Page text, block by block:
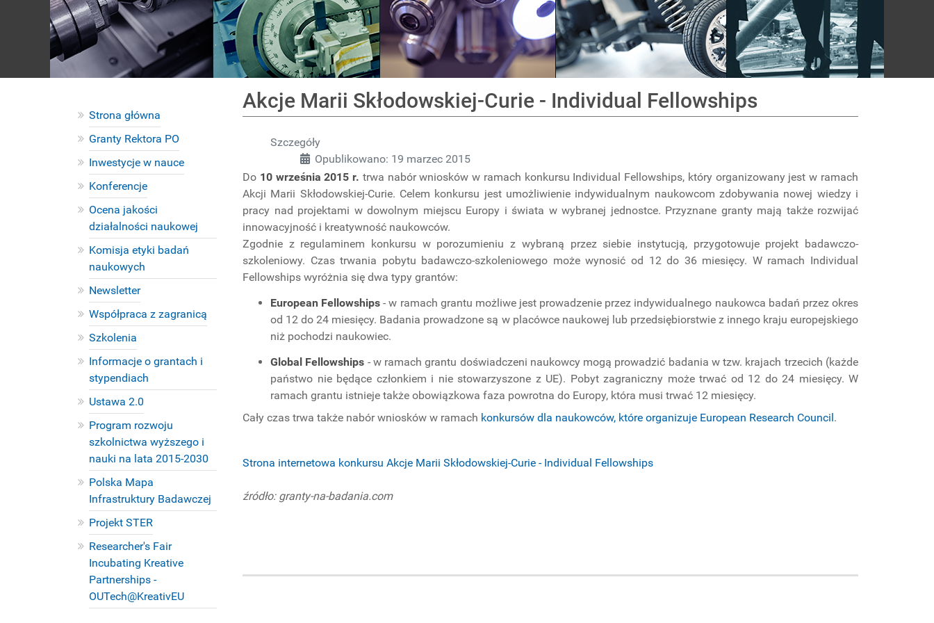
PROJEKTY
Strona główna
Granty Rektora PO
Inwestycje w nauce
Konferencje
Ocena jakości
działalności naukowej
Komisja etyki badań
naukowych
Newsletter
Współpraca z zagranicą
Szkolenia
Informacje o grantach i
stypendiach
Ustawa 2.0
Program rozwoju
szkolnictwa wyższego i
nauki na lata 2015-2030
Polska Mapa
Infrastruktury Badawczej
Projekt STER
Researcher's Fair
Incubating Kreative
Partnerships -
OUTech@KreativEU
Akcje Marii Skłodowskiej-Curie - Individual Fellowships
Szczegóły
Opublikowano: 19 marzec 2015
Do 10 września 2015 r. trwa nabór wniosków w ramach konkursu Individual Fellowships, który organizowany jest w ramach
Akcji Marii Skłodowskiej-Curie. Celem konkursu jest umożliwienie indywidualnym naukowcom zdobywania nowej wiedzy i
pracy nad projektami w dowolnym miejscu Europy i świata w wybranej jednostce. Przyznane granty mają także rozwijać
innowacyjność i kreatywność naukowców.
Zgodnie z regulaminem konkursu w porozumieniu z wybraną przez siebie instytucją, przygotowuje projekt badawczo-
szkoleniowy. Czas trwania pobytu badawczo-szkoleniowego może wynosić od 12 do 36 miesięcy. W ramach Individual
Fellowships wyróżnia się dwa typy grantów:
European Fellowships - w ramach grantu możliwe jest prowadzenie przez indywidualnego naukowca badań przez okres
od 12 do 24 miesięcy. Badania prowadzone są w placówce naukowej lub przedsiębiorstwie z innego kraju europejskiego
niż pochodzi naukowiec.
Global Fellowships - w ramach grantu doświadczeni naukowcy mogą prowadzić badania w tzw. krajach trzecich (każde
państwo nie będące członkiem i nie stowarzyszone z UE). Pobyt zagraniczny może trwać od 12 do 24 miesięcy. W
ramach grantu istnieje także obowiązkowa faza powrotna do Europy, która musi trwać 12 miesięcy.
Cały czas trwa także nabór wniosków w ramach konkursów dla naukowców, które organizuje European Research Council.
Strona internetowa konkursu Akcje Marii Skłodowskiej-Curie - Individual Fellowships
źródło: granty-na-badania.com